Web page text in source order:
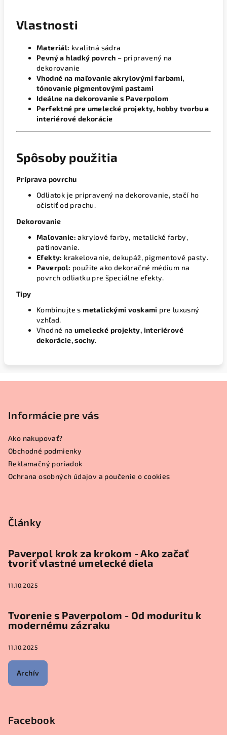
Vlastnosti
Materiál: kvalitná sádra
Pevný a hladký povrch – pripravený na
dekorovanie
Vhodné na maľovanie akrylovými farbami,
tónovanie pigmentovými pastami
Ideálne na dekorovanie s Paverpolom
Perfektné pre umelecké projekty, hobby tvorbu a
interiérové dekorácie
Spôsoby použitia
Príprava povrchu
Odliatok je pripravený na dekorovanie, stačí ho
očistiť od prachu.
Dekorovanie
Maľovanie: akrylové farby, metalické farby,
patinovanie.
Efekty: krakelovanie, dekupáž, pigmentové pasty.
Paverpol: použite ako dekoračné médium na
povrch odliatku pre špeciálne efekty.
Tipy
Kombinujte smetalickými voskami pre luxusný
vzhľad.
Vhodné na umelecké projekty, interiérové
dekorácie, sochy.
Informácie pre vás
Ako nakupovať?
Obchodné podmienky
Reklamačný poriadok
Ochrana osobných údajov a poučenie o cookies
Články
Paverpol krok za krokom - Ako začať
tvoriť vlastné umelecké diela
11.10.2025
Tvorenie s Paverpolom - Od moduritu k
modernému zázraku
11.10.2025
Archív
Facebook